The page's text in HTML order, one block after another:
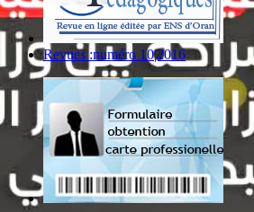
Revues :numéro 10|2016